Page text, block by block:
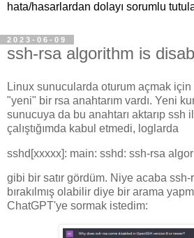
hata/hasarlardan dolayı sorumlu
2023-06-09
ssh-rsa algorithm is
Linux sunucularda oturum açmak için
"yeni" bir rsa anahtarım vardı. Yeni
sunucuya da bu anahtarı aktarıp ssh
çalıştığımda kabul etmedi, loglarda
sshd[xxxxx]: main: sshd: ssh-rsa
gibi bir satır gördüm. Niye acaba ssh-
bırakılmış olabilir diye bir arama
ChatGPT'ye sormak istedim: